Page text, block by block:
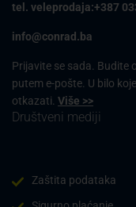
tel. veleprodaja:+387
info@conrad.ba
Prijavite se sada. Budite
putem e-pošte. U bilo
otkazati. Više >>
Društveni mediji
Zaštita podataka